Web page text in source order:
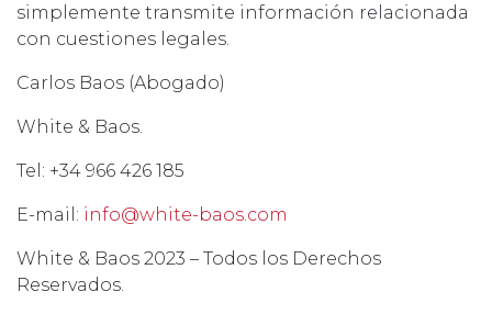
simplemente transmite información relacionada
con cuestiones legales.
Carlos Baos (Abogado)
White & Baos.
Tel: +34 966 426 185
E-mail: info@white-baos.com
White & Baos 2023 – Todos los Derechos
Reservados.